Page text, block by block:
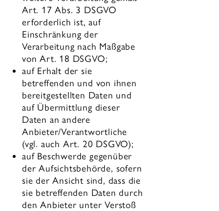
Art. 17 Abs. 3 DSGVO
erforderlich ist, auf
Einschränkung der
Verarbeitung nach Maßgabe
von Art. 18 DSGVO;
auf Erhalt der sie
betreffenden und von ihnen
bereitgestellten Daten und
auf Übermittlung dieser
Daten an andere
Anbieter/Verantwortliche
(vgl. auch Art. 20 DSGVO);
auf Beschwerde gegenüber
der Aufsichtsbehörde, sofern
sie der Ansicht sind, dass die
sie betreffenden Daten durch
den Anbieter unter Verstoß